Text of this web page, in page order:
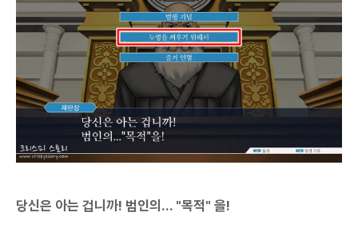
당신은 아는 겁니까! 범인의... "목적" 을!